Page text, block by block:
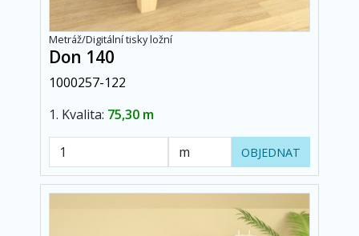
Metráž/Digitální tisky ložní
Don 140
1000257-122
1. Kvalita: 75,30 m
OBJEDNAT